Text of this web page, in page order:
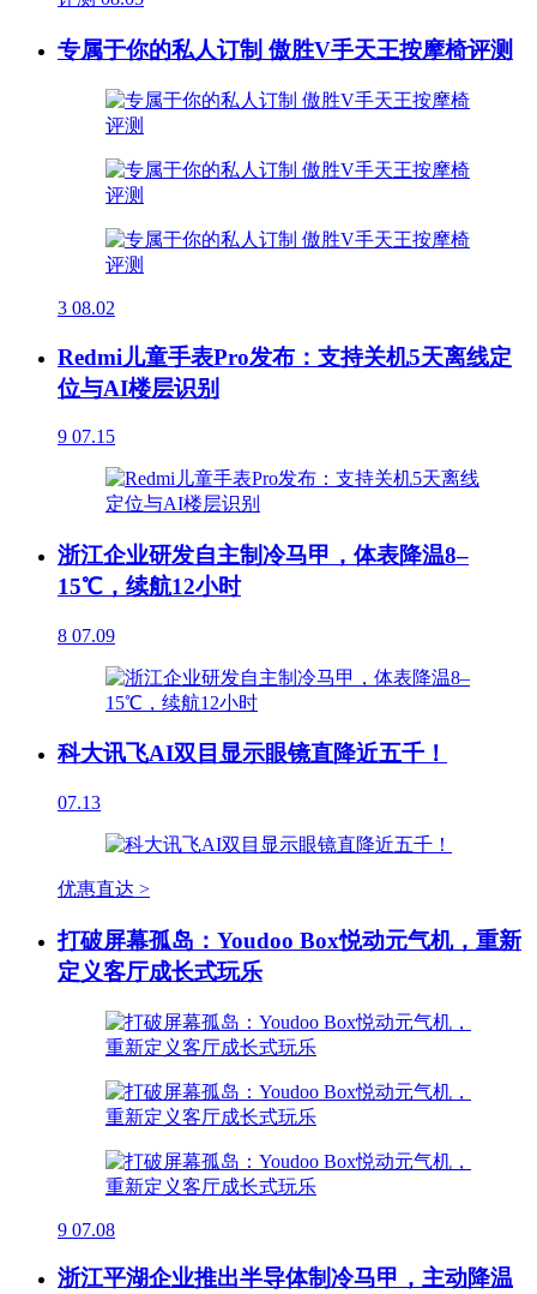
专属于你的私人订制 傲胜V手天王按摩椅评测
3 08.02
Redmi儿童手表Pro发布：支持关机5天离线定
位与AI楼层识别
9 07.15
浙江企业研发自主制冷马甲，体表降温8–
15℃，续航12小时
8 07.09
科大讯飞AI双目显示眼镜直降近五千！
07.13
优惠直达 >
打破屏幕孤岛：Youdoo Box悦动元气机，重新
定义客厅成长式玩乐
9 07.08
浙江平湖企业推出半导体制冷马甲，主动降温